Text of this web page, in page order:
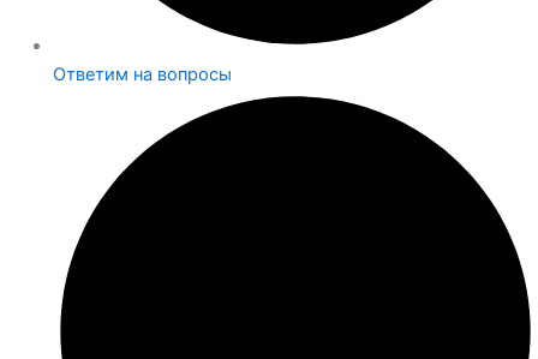
Ответим на вопросы